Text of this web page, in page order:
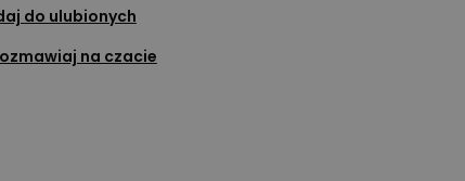
do ulubionych
na czacie